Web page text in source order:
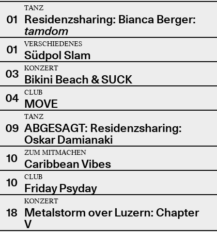
01
TANZ
Residenzsharing: Bianca Berger:
tamdom
01
VERSCHIEDENES
Südpol Slam
03
KONZERT
Bikini Beach & SUCK
04
CLUB
MOVE
09
TANZ
ABGESAGT: Residenzsharing:
Oskar Damianaki
10
ZUM MITMACHEN
Caribbean Vibes
10
CLUB
Friday Psyday
18
KONZERT
Metalstorm over Luzern: Chapter
V